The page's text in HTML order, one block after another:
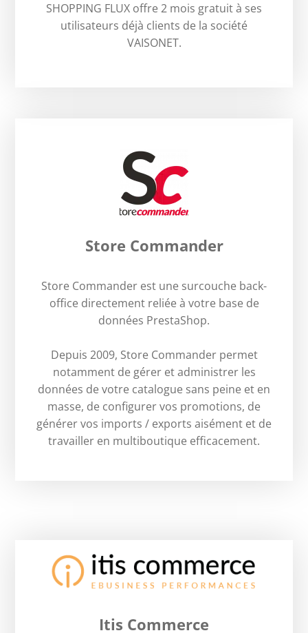
SHOPPING FLUX offre 2 mois gratuit à ses
utilisateurs déjà clients de la société
VAISONET.
Store Commander
Store Commander est une surcouche back-
office directement reliée à votre base de
données PrestaShop.
Depuis 2009, Store Commander permet
notamment de gérer et administrer les
données de votre catalogue sans peine et en
masse, de configurer vos promotions, de
générer vos imports / exports aisément et de
travailler en multiboutique efficacement.
Itis Commerce